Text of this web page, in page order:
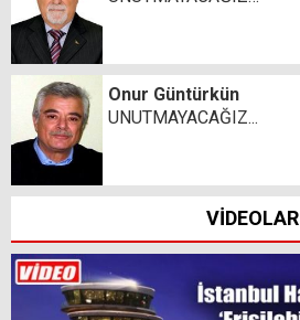
Onur Güntürkün
UNUTMAYACAĞIZ...
VİDEOLAR